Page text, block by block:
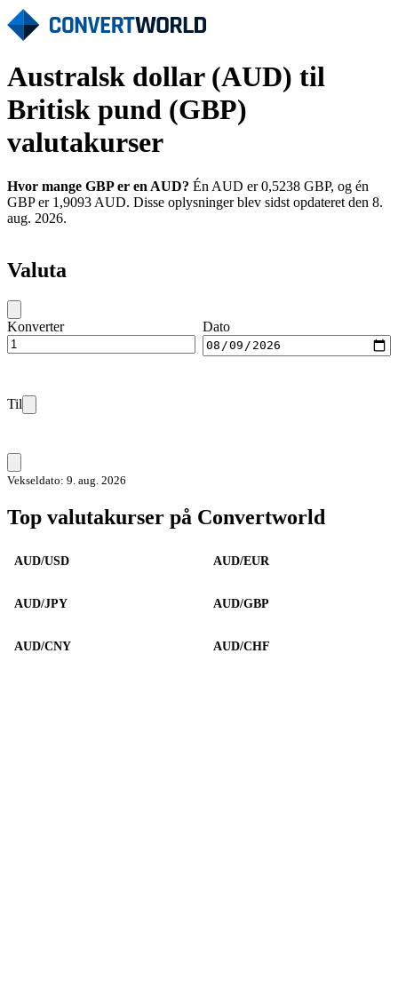
Australsk dollar (AUD) til
Britisk pund (GBP)
valutakurser
Hvor mange GBP er en AUD? Én AUD er 0,5238 GBP, og én
GBP er 1,9093 AUD. Disse oplysninger blev sidst opdateret den 8.
aug. 2026.
Valuta
Konverter Dato
Til
Vekseldato: 9. aug. 2026
Top valutakurser på Convertworld
AUD/USD AUD/EUR
AUD/JPY AUD/GBP
AUD/CNY AUD/CHF